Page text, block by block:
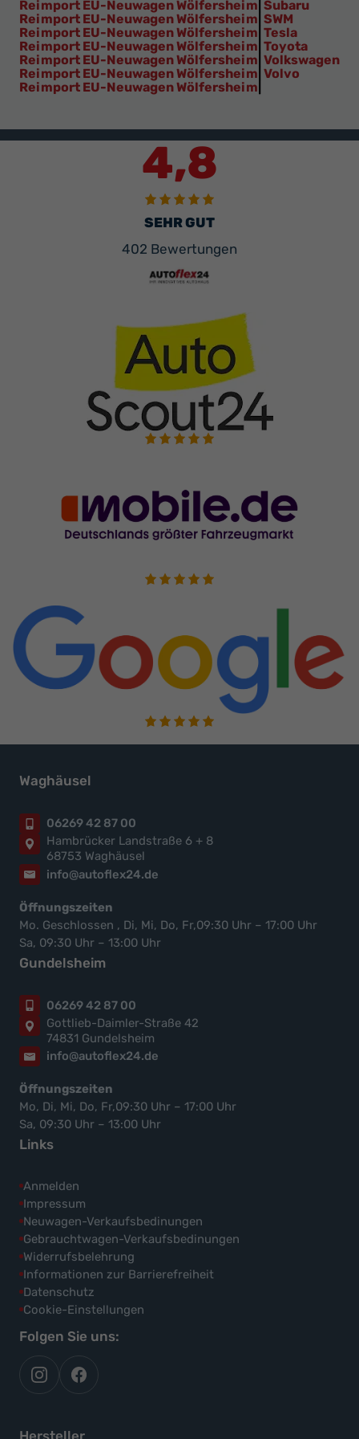
Reimport EU-Neuwagen Wölfersheim Subaru
Reimport EU-Neuwagen Wölfersheim SWM
Reimport EU-Neuwagen Wölfersheim Tesla
Reimport EU-Neuwagen Wölfersheim Toyota
Reimport EU-Neuwagen Wölfersheim Volkswagen
Reimport EU-Neuwagen Wölfersheim Volvo
Reimport EU-Neuwagen Wölfersheim
4,8
SEHR GUT
402 Bewertungen
Waghäusel
06269 42 87 00
Hambrücker Landstraße 6 + 8
68753 Waghäusel
info@autoflex24.de
Öffnungszeiten
Mo. Geschlossen , Di, Mi, Do, Fr,09:30 Uhr – 17:00 Uhr
Sa, 09:30 Uhr – 13:00 Uhr
Gundelsheim
06269 42 87 00
Gottlieb-Daimler-Straße 42
74831 Gundelsheim
info@autoflex24.de
Öffnungszeiten
Mo, Di, Mi, Do, Fr,09:30 Uhr – 17:00 Uhr
Sa, 09:30 Uhr – 13:00 Uhr
Links
Anmelden
Impressum
Neuwagen-Verkaufsbedinungen
Gebrauchtwagen-Verkaufsbedinungen
Widerrufsbelehrung
Informationen zur Barrierefreiheit
Datenschutz
Cookie-Einstellungen
Folgen Sie uns:
autoflex
auf
autoflex24
auf